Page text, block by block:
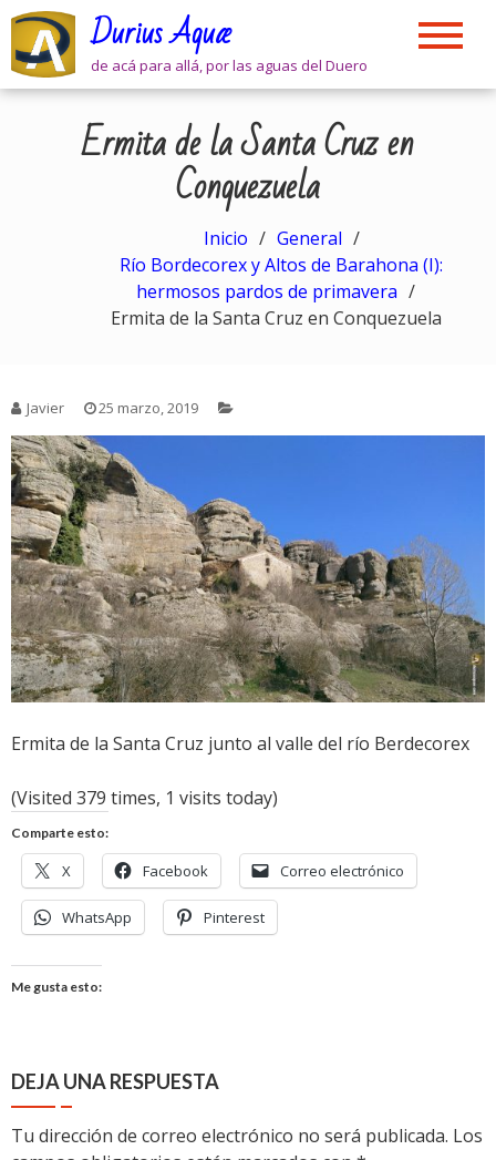
Skip
content
Durius Aquæ
de acá para allá, por las aguas del Duero
Ermita de la Santa Cruz en
Conquezuela
Inicio
General
Río Bordecorex y Altos de Barahona (I):
hermosos pardos de primavera
Ermita de la Santa Cruz en Conquezuela
Javier 25 marzo, 2019
Ermita de la Santa Cruz junto al valle del río Berdecorex
(Visited 379 times, 1 visits today)
Comparte esto:
X Facebook Correo electrónico
WhatsApp Pinterest
Me gusta esto:
DEJA UNA RESPUESTA
Tu dirección de correo electrónico no será publicada. Los